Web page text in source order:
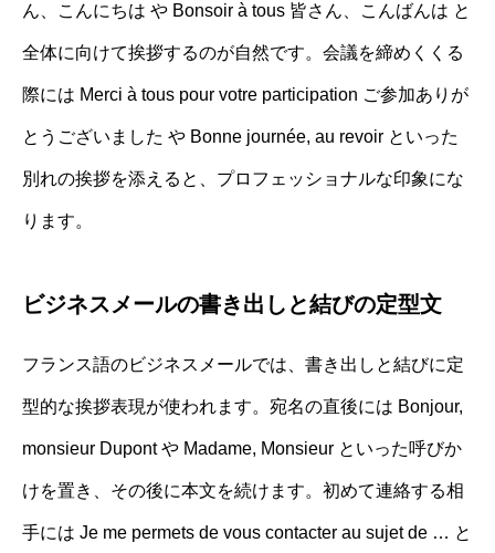
ん、こんにちは や Bonsoir à tous 皆さん、こんばんは と
全体に向けて挨拶するのが自然です。会議を締めくくる
際には Merci à tous pour votre participation ご参加ありが
とうございました や Bonne journée, au revoir といった
別れの挨拶を添えると、プロフェッショナルな印象にな
ります。
ビジネスメールの書き出しと結びの定型文
フランス語のビジネスメールでは、書き出しと結びに定
型的な挨拶表現が使われます。宛名の直後には Bonjour,
monsieur Dupont や Madame, Monsieur といった呼びか
けを置き、その後に本文を続けます。初めて連絡する相
手には Je me permets de vous contacter au sujet de … と